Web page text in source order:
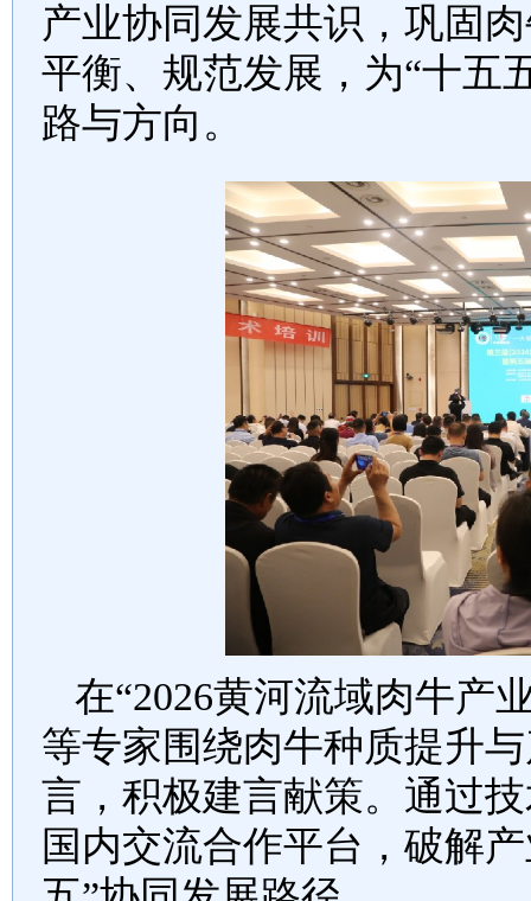
产业协同发展共识，巩固
平衡、规范发展，为“十五
路与方向。
在“2026黄河流域肉牛产
等专家围绕肉牛种质提升
言，积极建言献策。通过
国内交流合作平台，破解